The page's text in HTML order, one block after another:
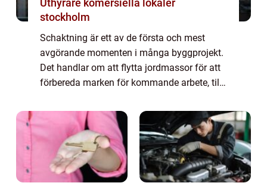
Uthyrare komersiella lokaler
stockholm
Schaktning är ett av de första och mest
avgörande momenten i många byggprojekt.
Det handlar om att flytta jordmassor för att
förbereda marken för kommande arbete, till